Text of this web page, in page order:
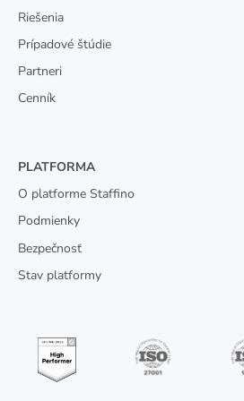
Riešenia
Prípadové štúdie
Partneri
Cenník
PLATFORMA
O platforme Staffino
Podmienky
Bezpečnosť
Stav platformy